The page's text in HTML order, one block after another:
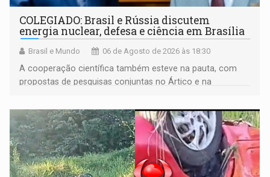
COLEGIADO: Brasil e Rússia discutem
energia nuclear, defesa e ciência em Brasília
Brasil e Mundo 06 de Agosto de 2026 às 18:30
A cooperação científica também esteve na pauta, com
propostas de pesquisas conjuntas no Ártico e na